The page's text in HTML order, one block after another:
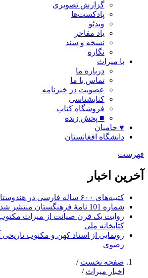
گزارش تصویری
پادکست‌ها
ویدئو
یاد مفاخر
نسخه و سند
نگاره
با میراث
درباره ما
تماس با ما
عضویت در خبرنامه
کتابشناسی
فروشگاه کتاب
■ پخش زنده
♥ حامیان
دانشگاه افغانستان
فهرست
آخرین اخبار
کتیبه‌های ۶۰۰ ساله فارسی در هندوستان
شماره 101 نامۀ فرهنگستان منتشر شد
روایت یک قرن صیانت از میراث مکتوب
کتابخانه ملی
رونمایی از اسناد کهن و مکتوب تاریخی
رضوی
صفحه نخست /
اخبار میراث /